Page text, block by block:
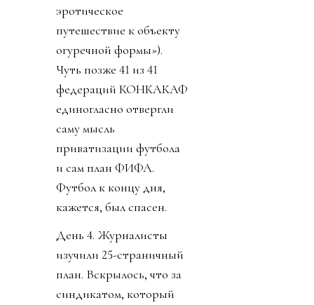
эротическое
путешествие к объекту
огуречной формы»).
Чуть позже 41 из 41
федераций КОНКАКАФ
единогласно отвергли
саму мысль
приватизации футбола
и сам план ФИФА.
Футбол к концу дня,
кажется, был спасен.
День 4. Журналисты
изучили 25-страничный
план. Вскрылось, что за
синдикатом, который